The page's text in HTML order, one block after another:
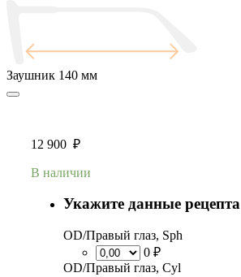
Заушник 140 мм
12 900 ₽
В наличии
Укажите данные рецепта
OD/Правый глаз, Sph
0 ₽
OD/Правый глаз, Cyl